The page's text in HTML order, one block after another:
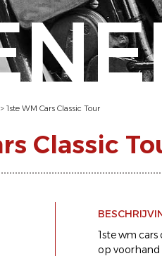
> 1ste WM Cars Classic Tour
Classic
1ste wm
op